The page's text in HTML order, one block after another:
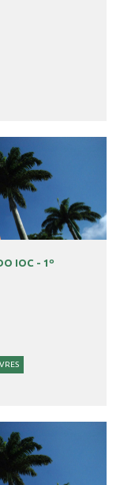
IOC - 1º